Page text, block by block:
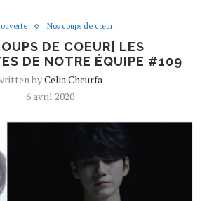
Nos coups de cœur
DE COEUR] LES
DE NOTRE ÉQUIPE #109
byCelia Cheurfa
6 avril 2020